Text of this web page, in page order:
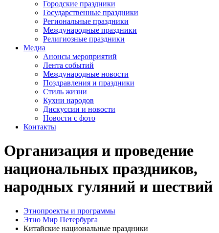
Городские праздники
Государственные праздники
Региональные праздники
Международные праздники
Религиозные праздники
Медиа
Анонсы мероприятий
Лента событий
Международные новости
Поздравления и праздники
Cтиль жизни
Кухни народов
Дискуссии и новости
Новости с фото
Контакты
Организация и проведение
национальных праздников,
народных гуляний и шествий
Этнопроекты и программы
Этно Мир Петербурга
Китайские национальные праздники